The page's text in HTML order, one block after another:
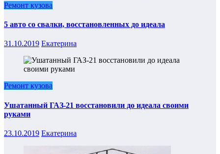
Ремонт кузова
5 авто со свалки, восстановленных до идеала
31.10.2019 Екатерина
Ремонт кузова
Ушатанный ГАЗ-21 восстановили до идеала своими
руками
23.10.2019 Екатерина